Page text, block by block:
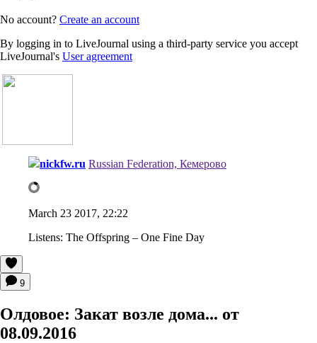
No account? Create an account
By logging in to LiveJournal using a third-party service you accept
LiveJournal's User agreement
nickfw.ru Russian Federation, Кемерово
March 23 2017, 22:22
Listens: The Offspring – One Fine Day
9
Олдовое: Закат возле дома... от
08.09.2016